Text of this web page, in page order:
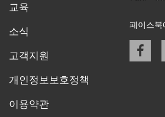
교육
소식
고객지원
개인정보보호정책
이용약관
페이스북